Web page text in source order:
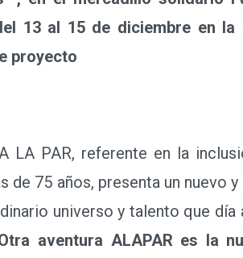
13 al 15 de diciembre en
proyecto
PAR, referente en la
de 75 años, presenta un
universo y talento que
aventura ALAPAR es la